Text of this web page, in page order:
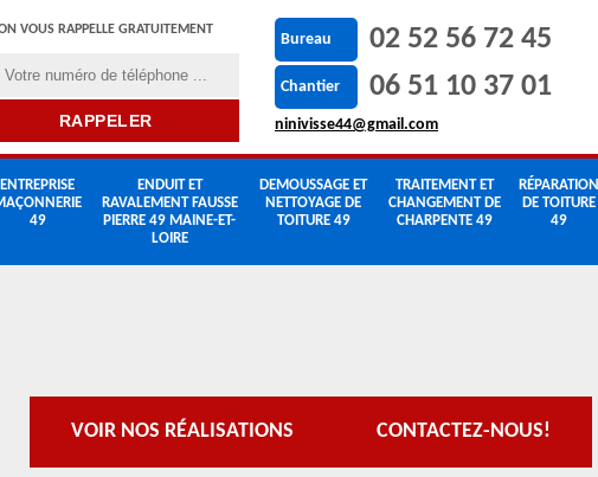
VOUS RAPPELLE GRATUITEMENT
Bureau 02 52 56 72 45
Chantier 06 51 10 37 01
ninivisse44@gmail.com
ENTREPRISE
49
ENDUIT ET
RAVALEMENT FAUSSE
PIERRE 49 MAINE-ET-
LOIRE
DEMOUSSAGE ET
NETTOYAGE DE
TOITURE 49
TRAITEMENT ET
CHANGEMENT DE
CHARPENTE 49
RÉPARATION
DE TOITURE
49
VOIR NOS RÉALISATIONS CONTACTEZ-NOUS!